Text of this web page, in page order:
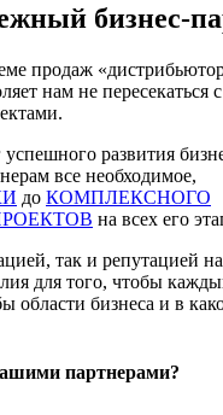
бизнес-
продаж
нам не пересекаться с
развития
все необходимое,
до КОМПЛЕКСНОГО
на всех его
так и репутацией
для того, чтобы
области бизнеса и в
партнерами?